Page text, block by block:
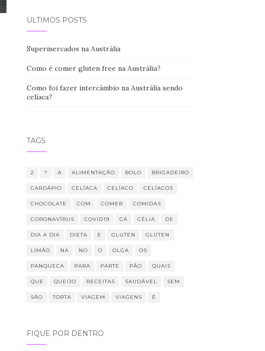
ÚLTIMOS POSTS
Supermercados na Austrália
Como é comer gluten free na Austrália?
Como foi fazer intercâmbio na Austrália sendo
celíaca?
TAGS
2 ? A ALIMENTAÇÃO BOLO BRIGADEIRO
CARDÁPIO CELÍACA CELÍACO CELÍACOS
CHOCOLATE COM COMER COMIDAS
CORONAVÍRUS COVID19 CÁ CÉLIA DE
DIA A DIA DIETA E GLUTEN GLÚTEN
LIMÃO NA NO O OLGA OS
PANQUECA PARA PARTE PÃO QUAIS
QUE QUEIJO RECEITAS SAUDÁVEL SEM
SÃO TORTA VIAGEM VIAGENS É
FIQUE POR DENTRO